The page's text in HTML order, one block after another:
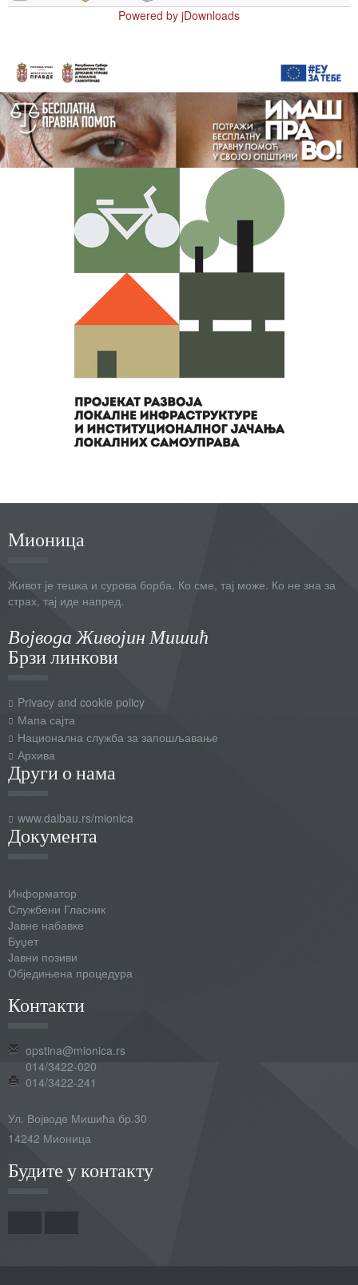
Powered by jDownloads
Мионица
Живот је тешка и сурова борба. Ко сме, тај може. Ко не зна за
страх, тај иде напред.
Војвода Живојин Мишић
Брзи линкови
Privacy and cookie policy
Мапа сајта
Национална служба за запошљавање
Архива
Други о нама
www.daibau.rs/mionica
Документа
Информатор
Службени Гласник
Јавне набавке
Буџет
Јавни позиви
Обједињена процедура
Контакти
opstina@mionica.rs
014/3422-020
014/3422-241
Ул. Војводе Мишића бр.30
14242 Мионица
Будите у контакту